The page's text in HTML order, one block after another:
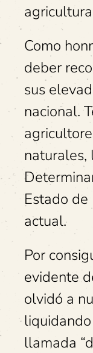
Como
deber
sus
nacional.
naturales,
Estado
actual.
Por
evidente
olvidó a
llamada